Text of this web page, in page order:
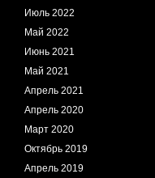
Июль 2022
Май 2022
Июнь 2021
Май 2021
Апрель 2021
Апрель 2020
Март 2020
Октябрь 2019
Апрель 2019